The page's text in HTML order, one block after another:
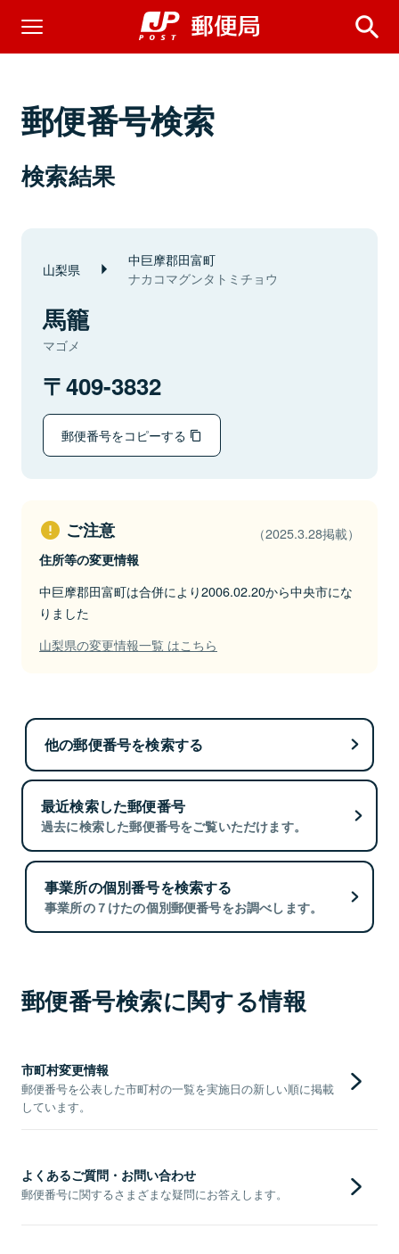
郵便番号検索
検索結果
山梨県 中巨摩郡田富町
ナカコマグンタトミチョウ
馬籠
マゴメ
409-3832
郵便番号をコピーする
ご注意 （2025.3.28掲載）
住所等の変更情報
中巨摩郡田富町は合併により2006.02.20から中央市にな
りました
山梨県の変更情報一覧 はこちら
他の郵便番号を検索する
最近検索した郵便番号
過去に検索した郵便番号をご覧いただけます。
事業所の個別番号を検索する
事業所の７けたの個別郵便番号をお調べします。
郵便番号検索に関する情報
市町村変更情報
郵便番号を公表した市町村の一覧を実施日の新しい順に掲載
しています。
よくあるご質問・お問い合わせ
郵便番号に関するさまざまな疑問にお答えします。